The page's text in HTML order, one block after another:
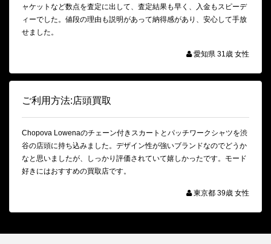
ャケットなど数点を査定に出して、査定結果も早く、入金もスピーデ
ィーでした。値段の理由も説明があって納得感があり、安心して手放
せました。
愛知県 31歳 女性
ご利用方法:店頭買取
Chopova Lowenaのチェーン付きスカートとパッチワークシャツを渋
谷の店頭に持ち込みました。デザイン性が強いブランドなのでどうか
なと思いましたが、しっかり評価されていて嬉しかったです。モード
好きにはおすすめの買取店です。
東京都 39歳 女性